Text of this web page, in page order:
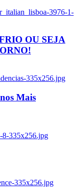
3976-1-
OU SEJA
335x256.jpg
Mais
8-335x256.jpg
335x256.jpg